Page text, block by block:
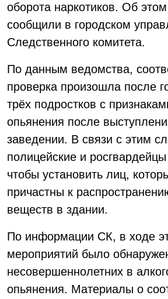
оборота наркотиков. Об
сообщили в городском
Следственного комитета.
По данным ведомства,
проверка произошла после
трёх подростков с
опьянения после
заведении. В связи с этим
полицейские и
чтобы установить лиц,
причастны к
веществ в здании.
По информации СК, в ходе
мероприятий было
несовершеннолетних в
опьянения. Материалы о